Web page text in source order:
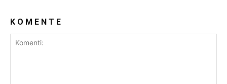
K O M E N T E